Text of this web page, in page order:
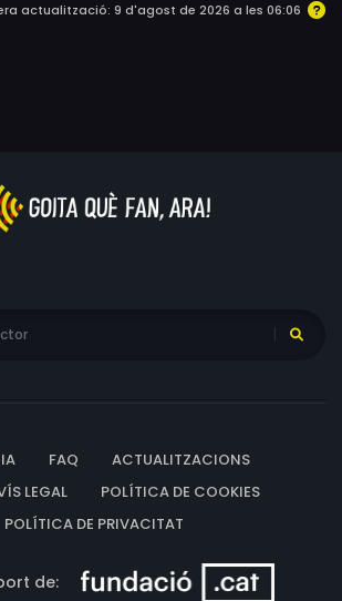
actualització: 9 d'agost de 2026 a les 06:06
FAQ
ACTUALITZACIONS
LEGAL
POLÍTICA DE COOKIES
POLÍTICA DE PRIVACITAT
de: